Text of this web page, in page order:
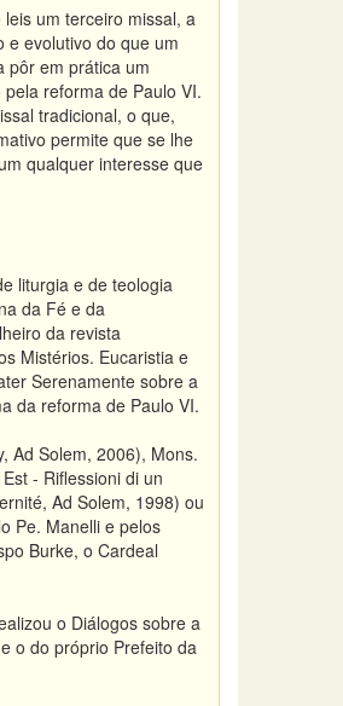
um terceiro missal, a
e evolutivo do que um
pôr em prática um
reforma de Paulo VI.
tradicional, o que,
permite que se lhe
qualquer interesse que
liturgia e de teologia
da Fé e da
da revista
Mistérios. Eucaristia e
Serenamente sobre a
da reforma de Paulo VI.
Ad Solem, 2006), Mons.
- Riflessioni di un
Ad Solem, 1998) ou
Pe. Manelli e pelos
Burke, o Cardeal
o Diálogos sobre a
o do próprio Prefeito da